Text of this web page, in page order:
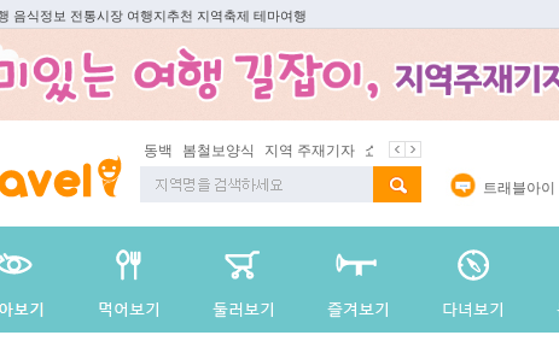
음식정보 전통시장 여행지추천 지역축제 테마여행
동백 봄철보양식 지역 주재기자 쇼 미 더 트래블아이
트래블아이